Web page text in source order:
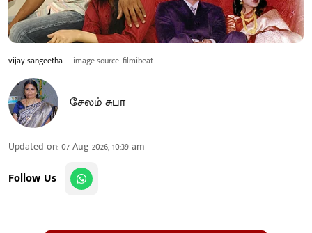
vijay sangeetha image source: filmibeat
சேலம் சுபா
Updated on:07 Aug 2026, 10:39 am
Follow Us